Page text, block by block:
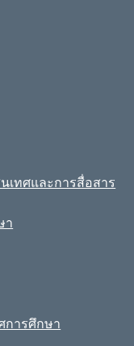
เทศและการสื่อสาร
า
การศึกษา